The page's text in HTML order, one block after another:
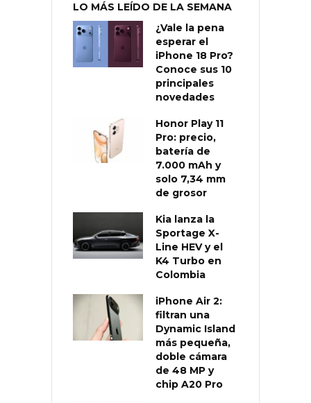
LO MÁS LEÍDO DE LA SEMANA
¿Vale la pena
esperar el
iPhone 18 Pro?
Conoce sus 10
principales
novedades
Honor Play 11
Pro: precio,
batería de
7.000 mAh y
solo 7,34 mm
de grosor
Kia lanza la
Sportage X-
Line HEV y el
K4 Turbo en
Colombia
iPhone Air 2:
filtran una
Dynamic Island
más pequeña,
doble cámara
de 48 MP y
chip A20 Pro